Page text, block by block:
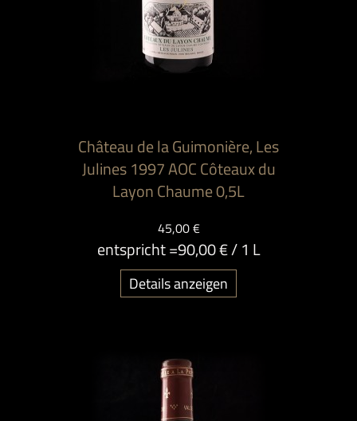
Château de la Guimonière, Les
Julines 1997 AOC Côteaux du
Layon Chaume 0,5L
45,00 €
entspricht =90,00 €/ 1 L
Details anzeigen